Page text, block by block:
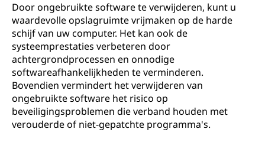
Door ongebruikte software te verwijderen, kunt u
waardevolle opslagruimte vrijmaken op de harde
schijf van uw computer. Het kan ook de
systeemprestaties verbeteren door
achtergrondprocessen en onnodige
softwareafhankelijkheden te verminderen.
Bovendien vermindert het verwijderen van
ongebruikte software het risico op
beveiligingsproblemen die verband houden met
verouderde of niet-gepatchte programma's.